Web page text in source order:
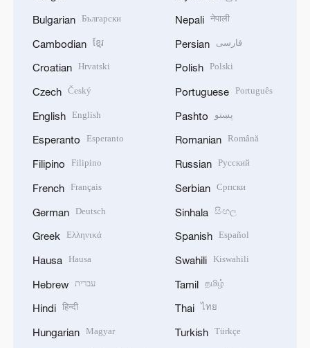
Bulgarian Български
Cambodian ខ្មែរ
Croatian Hrvatski
Czech Český
English English
Esperanto Esperanto
Filipino Filipino
French Français
German Deutsch
Greek Ελληνικά
Hausa Hausa
Hebrew עברית
Hindi हिन्दी
Hungarian Magyar
Nepali नेपाली
Persian فارسی
Polish Polski
Portuguese Português
Pashto پښتو
Romanian Română
Russian Русский
Serbian Српски
Sinhala සිංහල
Spanish Español
Swahili Kiswahili
Tamil தமிழ்
Thai ไทย
Turkish Türkçe